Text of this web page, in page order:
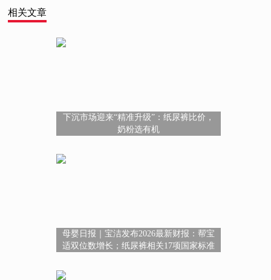
相关文章
下沉市场迎来“精准升级”：纸尿裤比价，
奶粉选有机
母婴日报｜宝洁发布2026最新财报：帮宝
适双位数增长；纸尿裤相关17项国家标准